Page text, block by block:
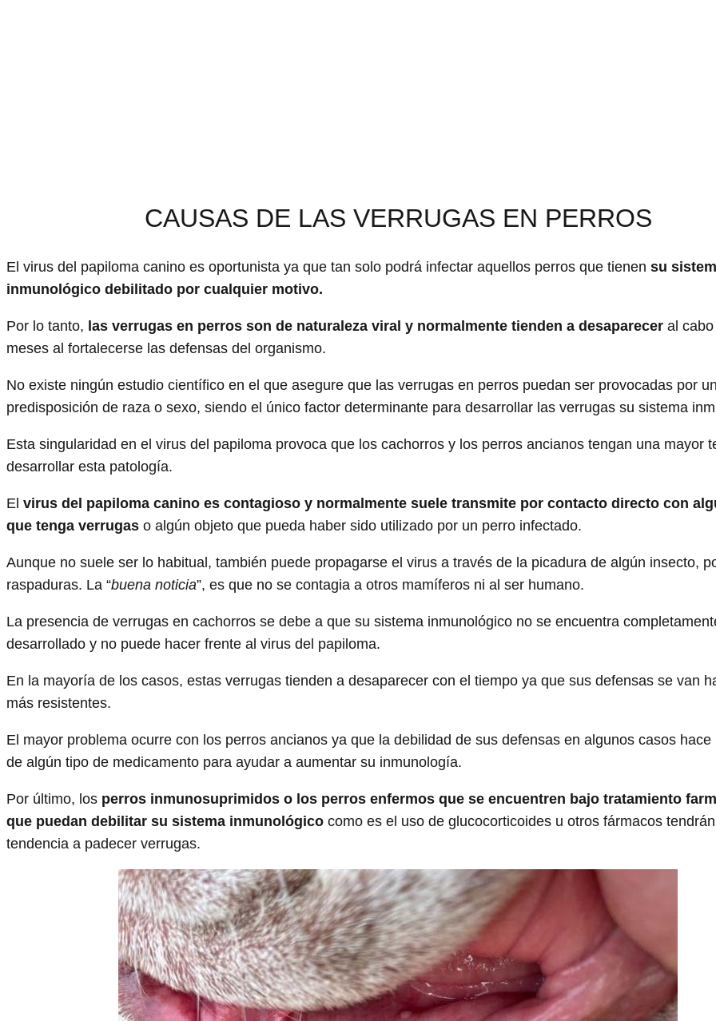
CAUSAS DE LAS VERRUGAS EN PERROS
El virus del papiloma canino es oportunista ya que tan solo podrá infectar aquellos perros que tienen su
inmunológico debilitado por cualquier motivo.
Por lo tanto, las verrugas en perros son de naturaleza viral y normalmente tienden a desaparecer al
meses al fortalecerse las defensas del organismo.
No existe ningún estudio científico en el que asegure que las verrugas en perros puedan ser provocadas por
predisposición de raza o sexo, siendo el único factor determinante para desarrollar las verrugas su sistema
Esta singularidad en el virus del papiloma provoca que los cachorros y los perros ancianos tengan una mayor
desarrollar esta patología.
El virus del papiloma canino es contagioso y normalmente suele transmite por contacto directo con
que tenga verrugas o algún objeto que pueda haber sido utilizado por un perro infectado.
Aunque no suele ser lo habitual, también puede propagarse el virus a través de la picadura de algún insecto,
raspaduras. La “buena noticia”, es que no se contagia a otros mamíferos ni al ser humano.
La presencia de verrugas en cachorros se debe a que su sistema inmunológico no se encuentra
desarrollado y no puede hacer frente al virus del papiloma.
En la mayoría de los casos, estas verrugas tienden a desaparecer con el tiempo ya que sus defensas se van
más resistentes.
El mayor problema ocurre con los perros ancianos ya que la debilidad de sus defensas en algunos casos hace
de algún tipo de medicamento para ayudar a aumentar su inmunología.
Por último, los perros inmunosuprimidos o los perros enfermos que se encuentren bajo tratamiento
que puedan debilitar su sistema inmunológico como es el uso de glucocorticoides u otros fármacos
tendencia a padecer verrugas.